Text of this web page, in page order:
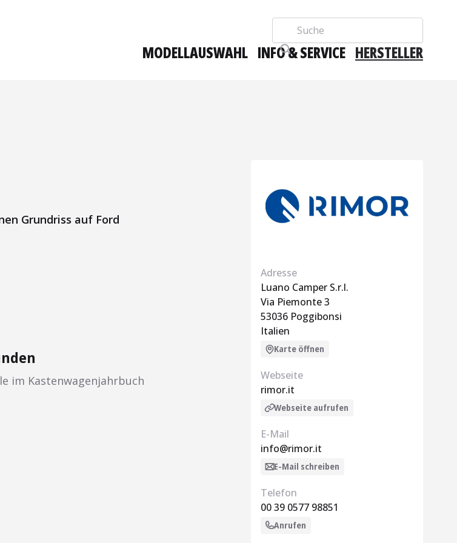
Suche
MODELLAUSWAHL INFO & SERVICE HERSTELLER
Grundriss auf Ford
Adresse
Luano Camper S.r.l.
Via Piemonte 3
53036 Poggibonsi
Italien
Karte öffnen
Webseite
rimor.it
Webseite aufrufen
E-Mail
info@rimor.it
E-Mail schreiben
Telefon
00 39 0577 98851
Anrufen
im Kastenwagenjahrbuch